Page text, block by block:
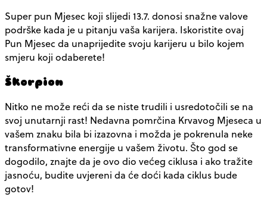
Super pun Mjesec koji slijedi 13.7. donosi snažne valove
podrške kada je u pitanju vaša karijera. Iskoristite ovaj
Pun Mjesec da unaprijedite svoju karijeru u bilo kojem
smjeru koji odaberete!
Škorpion
Nitko ne može reći da se niste trudili i usredotočili se na
svoj unutarnji rast! Nedavna pomrčina Krvavog Mjeseca u
vašem znaku bila bi izazovna i možda je pokrenula neke
transformativne energije u vašem životu. Što god se
dogodilo, znajte da je ovo dio većeg ciklusa i ako tražite
jasnoću, budite uvjereni da će doći kada ciklus bude
gotov!